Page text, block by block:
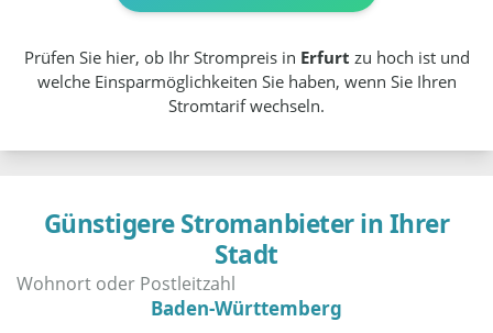
Prüfen Sie hier, ob Ihr Strompreis in Erfurt zu hoch ist und
welche Einsparmöglichkeiten Sie haben, wenn Sie Ihren
Stromtarif wechseln.
Günstigere Stromanbieter in Ihrer
Stadt
Baden-Württemberg